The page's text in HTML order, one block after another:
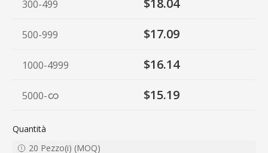
300-499
500-999 $17.09
1000-4999 $16.14
5000- $15.19
Quantità
20 Pezzo(i) (MOQ)